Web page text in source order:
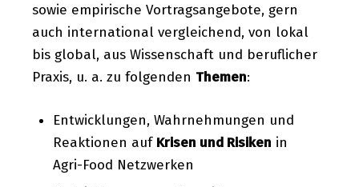
sowie empirische Vortragsangebote, gern
auch international vergleichend, von lokal
bis global, aus Wissenschaft und beruflicher
Praxis, u. a. zu folgenden Themen:
Entwicklungen, Wahrnehmungen und
Reaktionen auf Krisen und Risiken in
Agri-Food Netzwerken